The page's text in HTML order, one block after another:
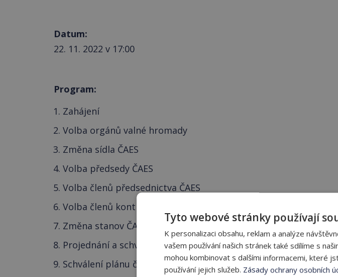
Datum:
22. 11. 2022 v 17:00
Program:
Zahájení
Volba orgánů valné hromady
Změna sídla ČAES
Volba předsedy ČAES
Volba členů předsednictva ČAES
Volba členů kontrolní komise ČAES
Změna stanov ČAES
Projednání a schválení zprávy o hospodaření za rok 2022
Schválení plánu činnosti a rozpočtu na rok 2023
Tyto webové stránky používají
K personalizaci obsahu, reklam a analýze
vašem používání našich stránek také sdílíme s
mohou kombinovat s dalšími informacemi, které
používání jejich služeb. Zásady ochrany osobních